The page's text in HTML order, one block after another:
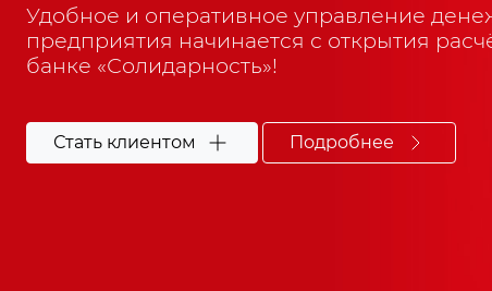
Удобное и оперативное управление
предприятия начинается с открытия
банке «Солидарность»!
Стать клиентом Подробнее